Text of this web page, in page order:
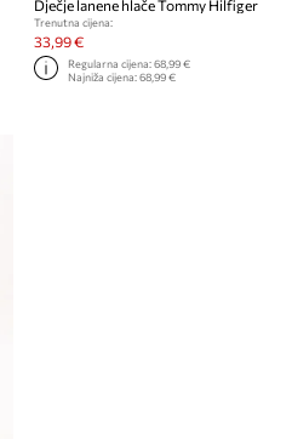
Dječje lanene hlače Tommy Hilfiger
Trenutna cijena:
33,99 €
Regularna cijena:68,99 €
Najniža cijena:68,99 €